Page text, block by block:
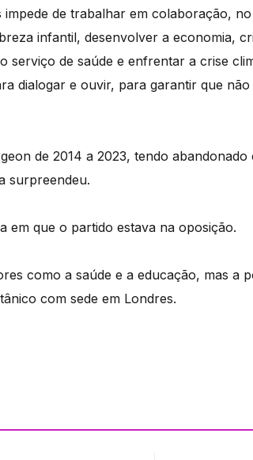
de trabalhar em colaboração,
infantil, desenvolver a economia,
de saúde e enfrentar a crise
dialogar e ouvir, para garantir que não
de 2014 a 2023, tendo abandonado
surpreendeu.
que o partido estava na oposição.
como a saúde e a educação, mas a
com sede em Londres.